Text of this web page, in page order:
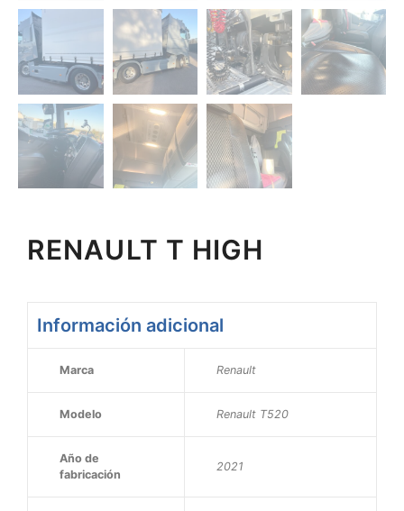
RENAULT T HIGH
Información adicional
Marca Renault
Modelo Renault T520
Año de
fabricación
2021